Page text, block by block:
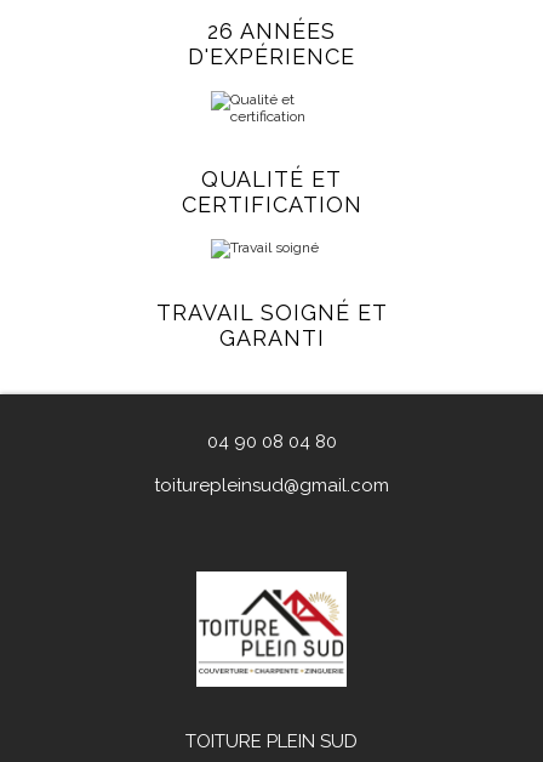
26 ANNÉES
D'EXPÉRIENCE
QUALITÉ ET
CERTIFICATION
TRAVAIL SOIGNÉ ET
GARANTI
04 90 08 04 80
toiturepleinsud@gmail.com
TOITURE PLEIN SUD